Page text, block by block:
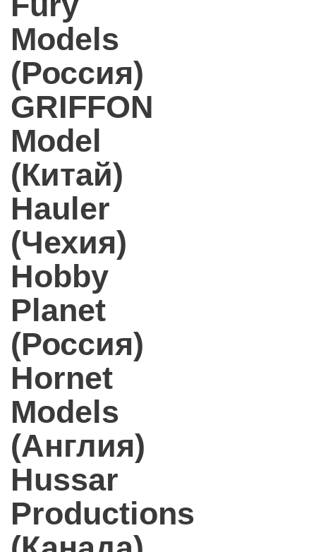
Models
(Россия)
GRIFFON
Model
(Китай)
Hauler
(Чехия)
Hobby
Planet
(Россия)
Hornet
Models
(Англия)
Hussar
Productions